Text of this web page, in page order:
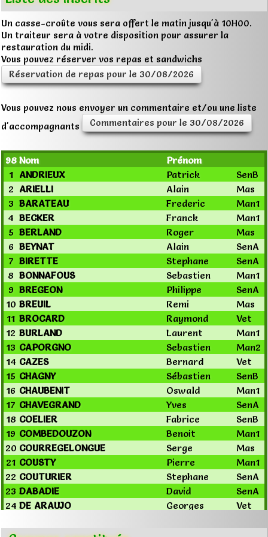
Un casse-croûte vous sera offert le matin jusqu'à 10H00.
Un traiteur sera à votre disposition pour assurer la
restauration du midi.
Vous pouvez réserver vos repas et sandwichs
Réservation de repas pour le 30/08/2026
Vous pouvez nous envoyer un commentaire et/ou une liste
d'accompagnants
Commentaires pour le 30/08/2026
98 Nom
Prénom
1 ANDRIEUX Patrick
SenB
2 ARIELLI Alain
Mas
3 BARATEAU Frederic
Man1
4 BECKER Franck
Man1
5 BERLAND Roger
Mas
6 BEYNAT Alain
SenA
7 BIRETTE Stephane
SenA
8 BONNAFOUS Sebastien
Man1
9 BREGEON Philippe
SenA
10 BREUIL Remi
Mas
11 BROCARD Raymond
Vet
12 BURLAND Laurent
Man1
13 CAPORGNO Sebastien
Man2
14 CAZES Bernard
Vet
15 CHAGNY Sébastien
SenB
16 CHAUBENIT Oswald
Man1
17 CHAVEGRAND Yves
SenA
18 COELIER Fabrice
SenB
19 COMBEDOUZON Benoit
Man1
20 COURREGELONGUE Serge
Mas
21 COUSTY Pierre
Man1
22 COUTURIER Stephane
SenA
23 DABADIE David
SenA
24 DE ARAUJO Georges
Vet
26 DELBECQUE